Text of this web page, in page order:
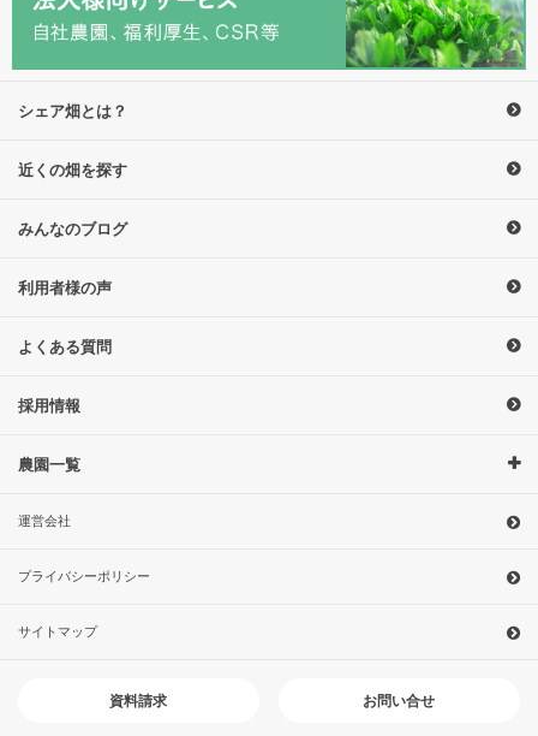
シェア畑とは？
近くの畑を探す
みんなのブログ
利用者様の声
よくある質問
採用情報
農園一覧
運営会社
プライバシーポリシー
サイトマップ
資料請求 お問い合せ